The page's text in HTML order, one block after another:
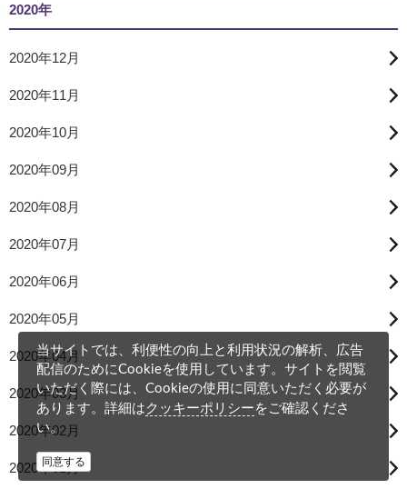
2020年
2020年12月
2020年11月
2020年10月
2020年09月
2020年08月
2020年07月
2020年06月
2020年05月
2020年04月
2020年03月
2020年02月
2020年01月
当サイトでは、利便性の向上と利用状況の解析、広告
配信のためにCookieを使用しています。サイトを閲覧
いただく際には、Cookieの使用に同意いただく必要が
あります。詳細は クッキーポリシー をご確認くださ
い。
同意する